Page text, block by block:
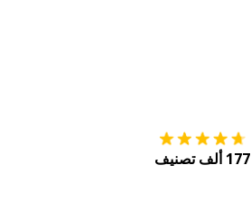
177 ألف تصنيف